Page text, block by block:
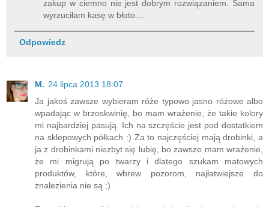
zakup w ciemno nie jest dobrym rozwiązaniem. Sama
wyrzuciłam kasę w błoto....
Odpowiedz
M. 24 lipca 2013 18:07
Ja jakoś zawsze wybieram róże typowo jasno różowe albo
wpadając w brzoskwinię, bo mam wrażenie, że takie kolory
mi najbardziej pasują. Ich na szczęście jest pod dostatkiem
na sklepowych półkach :) Za to najczęściej mają drobinki, a
ja z drobinkami niezbyt się lubię, bo zawsze mam wrażenie,
że mi migrują po twarzy i dlatego szukam matowych
produktów, które, wbrew pozorom, najłatwiejsze do
znalezienia nie są ;)